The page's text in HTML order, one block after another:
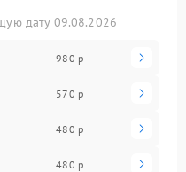
дату 09.08.2026
980 р
570 р
480 р
480 р